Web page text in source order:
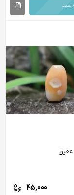
45,000